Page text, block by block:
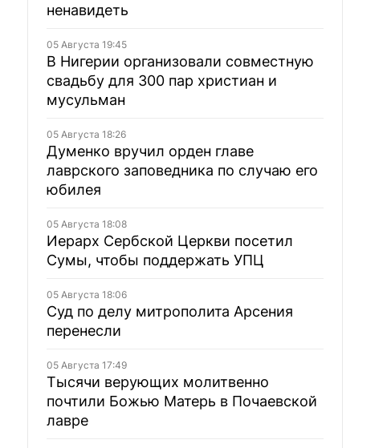
ненавидеть
05 Августа 19:45
В Нигерии организовали совместную
свадьбу для 300 пар христиан и
мусульман
05 Августа 18:26
Думенко вручил орден главе
лаврского заповедника по случаю его
юбилея
05 Августа 18:08
Иерарх Сербской Церкви посетил
Сумы, чтобы поддержать УПЦ
05 Августа 18:06
Суд по делу митрополита Арсения
перенесли
05 Августа 17:49
Тысячи верующих молитвенно
почтили Божью Матерь в Почаевской
лавре